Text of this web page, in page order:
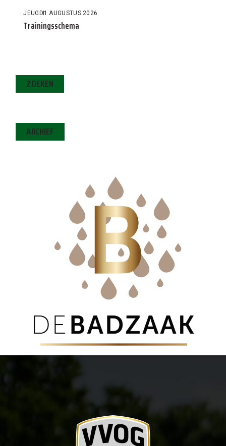
JEUGD 1 AUGUSTUS 2026
Trainingsschema
ZOEKEN
ARCHIEF